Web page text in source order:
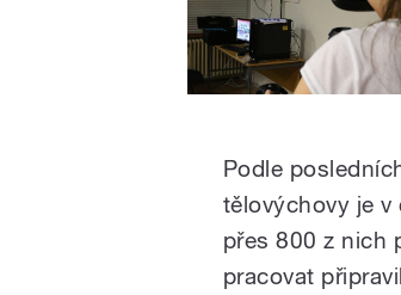
Podle
tělovýchovy je
přes 800 z nich
pracovat